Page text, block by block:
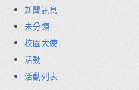
新聞訊息
未分類
校園大使
活動
活動列表